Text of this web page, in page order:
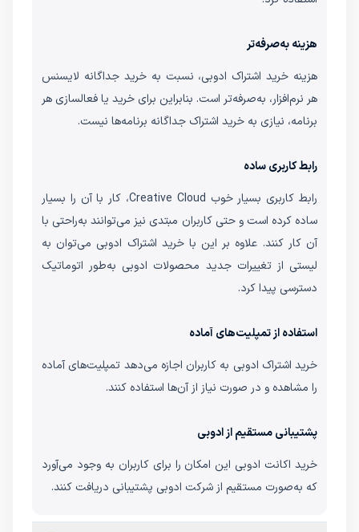
هزینه به‌صرفه‌تر
هزینه خرید اشتراک ادوبی، نسبت به خرید جداگانه لایسنس
هر نرم‌افزار، به‌صرفه‌تر است. بنابراین برای خرید یا فعالسازی هر
برنامه، نیازی به خرید اشتراک جداگانه برنامه‌ها نیست.
رابط کاربری ساده
رابط کاربری بسیار خوب Creative Cloud، کار با آن را بسیار
ساده کرده است و حتی کاربران مبتدی نیز می‌توانند به‌راحتی با
آن کار کنند. علاوه بر این با خرید اشتراک ادوبی می‌توان به
لیستی از تغییرات جدید محصولات ادوبی به‌طور اتوماتیک
دسترسی پیدا کرد.
استفاده از تمپلیت‌های آماده
خرید اشتراک ادوبی به کاربران اجازه می‌دهد تمپلیت‌های آماده
را مشاهده و در صورت نیاز از آن‌ها استفاده کنند.
پشتیبانی مستقیم از ادوبی
خرید اکانت ادوبی این امکان را برای کاربران به وجود می‌آورد
که به‌صورت مستقیم از شرکت ادوبی پشتیبانی دریافت کنند.